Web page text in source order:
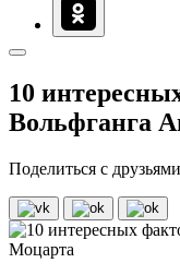
10
Вольфганга
Поделиться с